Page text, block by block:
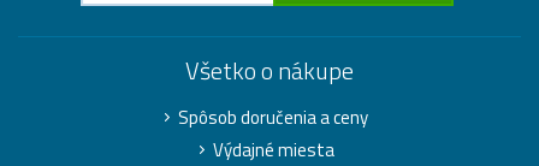
Všetko o nákupe
Spôsob doručenia a ceny
Výdajné miesta